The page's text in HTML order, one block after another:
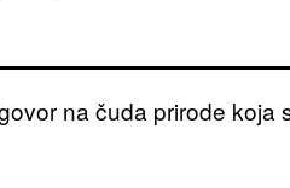
na čuda prirode